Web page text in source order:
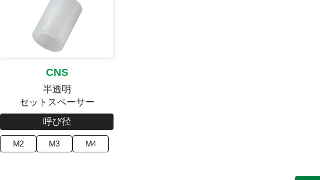
CNS
半透明
セットスペーサー
呼び径
M2 M3 M4